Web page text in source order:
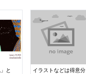
と
イラストなどは得意分